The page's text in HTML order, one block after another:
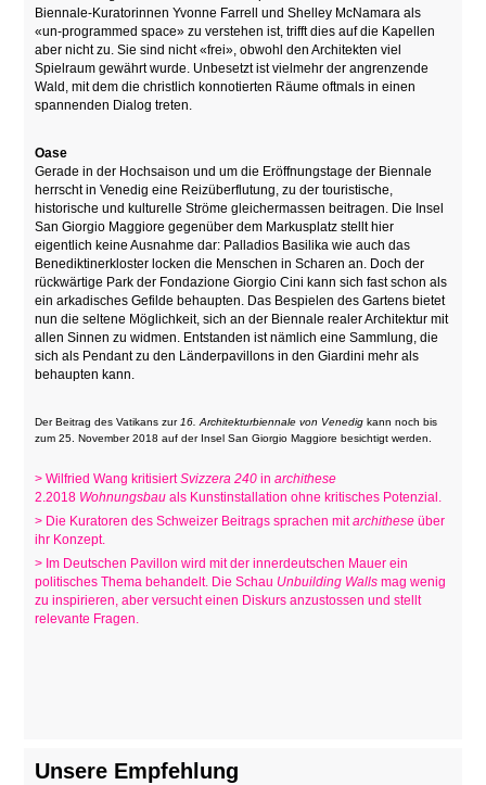
Biennale-Kuratorinnen Yvonne Farrell und Shelley McNamara als
«un-programmed space» zu verstehen ist, trifft dies auf die Kapellen
aber nicht zu. Sie sind nicht «frei», obwohl den Architekten viel
Spielraum gewährt wurde. Unbesetzt ist vielmehr der angrenzende
Wald, mit dem die christlich konnotierten Räume oftmals in einen
spannenden Dialog treten.
Oase
Gerade in der Hochsaison und um die Eröffnungstage der Biennale
herrscht in Venedig eine Reizüberflutung, zu der touristische,
historische und kulturelle Ströme gleichermassen beitragen. Die Insel
San Giorgio Maggiore gegenüber dem Markusplatz stellt hier
eigentlich keine Ausnahme dar: Palladios Basilika wie auch das
Benediktinerkloster locken die Menschen in Scharen an. Doch der
rückwärtige Park der Fondazione Giorgio Cini kann sich fast schon als
ein arkadisches Gefilde behaupten. Das Bespielen des Gartens bietet
nun die seltene Möglichkeit, sich an der Biennale realer Architektur mit
allen Sinnen zu widmen. Entstanden ist nämlich eine Sammlung, die
sich als Pendant zu den Länderpavillons in den Giardini mehr als
behaupten kann.
Der Beitrag des Vatikans zur 16. Architekturbiennale von Venedigkann noch bis
zum 25. November 2018 auf der Insel San Giorgio Maggiore besichtigt werden.
> Wilfried Wang kritisiertSvizzera 240inarchithese
2.2018 Wohnungsbau als Kunstinstallation ohne kritisches Potenzial.
> Die Kuratoren des Schweizer Beitrags sprachen mitarchithese über
ihr Konzept.
> Im Deutschen Pavillon wird mit der innerdeutschen Mauer ein
politisches Thema behandelt. Die Schau Unbuilding Wallsmag wenig
zu inspirieren, aber versucht einen Diskurs anzustossen und stellt
relevante Fragen.
Unsere Empfehlung